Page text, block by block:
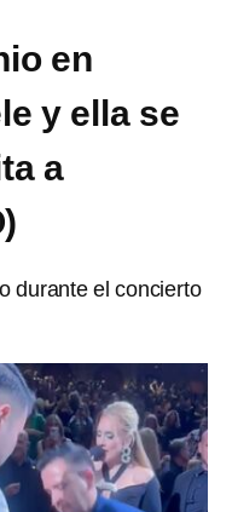
en
y ella se
a
durante el concierto